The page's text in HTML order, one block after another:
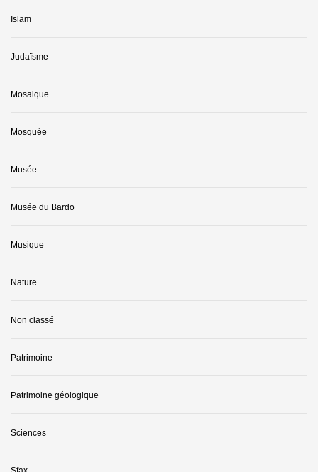
Islam
Judaïsme
Mosaique
Mosquée
Musée
Musée du Bardo
Musique
Nature
Non classé
Patrimoine
Patrimoine géologique
Sciences